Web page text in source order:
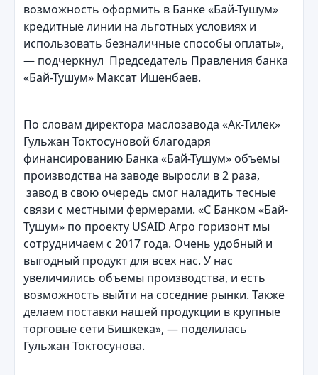
возможность оформить в Банке «Бай-Тушум»
кредитные линии на льготных условиях и
использовать безналичные способы оплаты»,
— подчеркнул Председатель Правления банка
«Бай-Тушум» Максат Ишенбаев.
По словам директора маслозавода «Ак-Тилек»
Гульжан Токтосуновой благодаря
финансированию Банка «Бай-Тушум» объемы
производства на заводе выросли в 2 раза,
завод в свою очередь смог наладить тесные
связи с местными фермерами. «С Банком «Бай-
Тушум» по проекту USAID Агро горизонт мы
сотрудничаем с 2017 года. Очень удобный и
выгодный продукт для всех нас. У нас
увеличились объемы производства, и есть
возможность выйти на соседние рынки. Также
делаем поставки нашей продукции в крупные
торговые сети Бишкека», — поделилась
Гульжан Токтосунова.